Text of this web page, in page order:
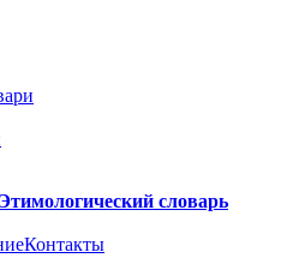
Этимологический словарь
Контакты